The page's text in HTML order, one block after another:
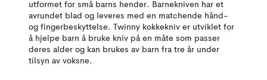
utformet for små barns hender. Barnekniven har et
avrundet blad og leveres med en matchende hånd-
og fingerbeskyttelse. Twinny kokkekniv er utviklet for
å hjelpe barn å bruke kniv på en måte som passer
deres alder og kan brukes av barn fra tre år under
tilsyn av voksne.